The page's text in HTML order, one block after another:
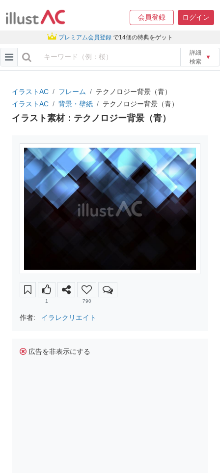
会員登録 ログイン
プレミアム会員登録 で14個の特典をゲット
詳細
検索
▼
イラストAC フレーム
テクノロジー背景（青）
イラストAC
背景・壁紙 テクノロジー背景（青）
イラスト素材：テクノロジー背景（青）
1 790
作者: イラレクリエイト
広告を非表示にする